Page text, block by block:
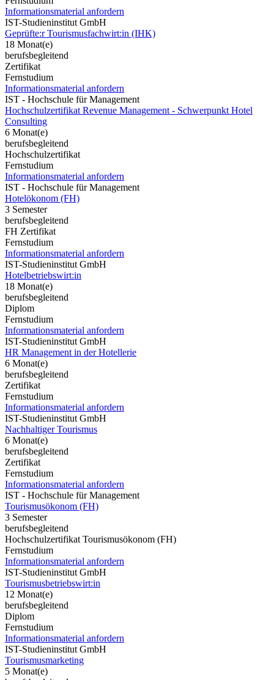
Informationsmaterial anfordern
IST-Studieninstitut GmbH
Geprüfte:r Tourismusfachwirt:in (IHK)
18 Monat(e)
berufsbegleitend
Zertifikat
Fernstudium
Informationsmaterial anfordern
IST - Hochschule für Management
Hochschulzertifikat Revenue Management - Schwerpunkt Hotel
Consulting
6 Monat(e)
berufsbegleitend
Hochschulzertifikat
Fernstudium
Informationsmaterial anfordern
IST - Hochschule für Management
Hotelökonom (FH)
3 Semester
berufsbegleitend
FH Zertifikat
Fernstudium
Informationsmaterial anfordern
IST-Studieninstitut GmbH
Hotelbetriebswirt:in
18 Monat(e)
berufsbegleitend
Diplom
Fernstudium
Informationsmaterial anfordern
IST-Studieninstitut GmbH
HR Management in der Hotellerie
6 Monat(e)
berufsbegleitend
Zertifikat
Fernstudium
Informationsmaterial anfordern
IST-Studieninstitut GmbH
Nachhaltiger Tourismus
6 Monat(e)
berufsbegleitend
Zertifikat
Fernstudium
Informationsmaterial anfordern
IST - Hochschule für Management
Tourismusökonom (FH)
3 Semester
berufsbegleitend
Hochschulzertifikat Tourismusökonom (FH)
Fernstudium
Informationsmaterial anfordern
IST-Studieninstitut GmbH
Tourismusbetriebswirt:in
12 Monat(e)
berufsbegleitend
Diplom
Fernstudium
Informationsmaterial anfordern
IST-Studieninstitut GmbH
Tourismusmarketing
5 Monat(e)